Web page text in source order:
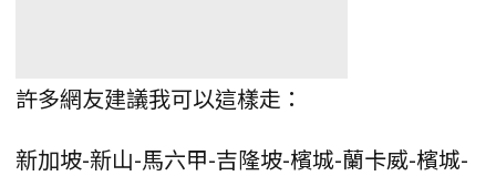
許多網友建議我可以這樣走：
新加坡-新山-馬六甲-吉隆坡-檳城-蘭卡威-檳城-